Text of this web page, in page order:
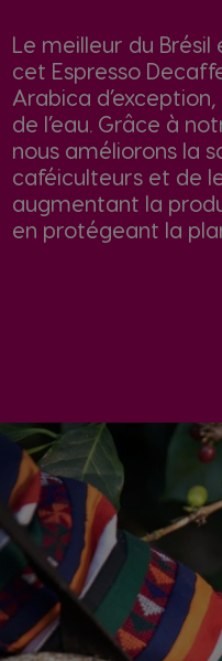
Le meilleur du
cet Espresso
Arabica
de l’eau. Grâce à
nous améliorons la
caféiculteurs et de
augmentant la
en protégeant la